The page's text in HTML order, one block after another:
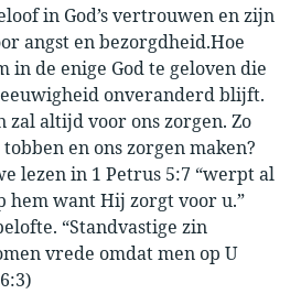
in God’s vertrouwen en zijn
angst en bezorgdheid.Hoe
in de enige God te geloven die
onveranderd blijft.
zal altijd voor ons zorgen. Zo
en ons zorgen maken?
lezen in 1 Petrus 5:7 “werpt al
hem want Hij zorgt voor u.”
“Standvastige zin
vrede omdat men op U